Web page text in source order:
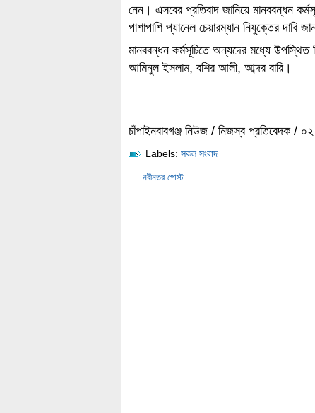
নেন। এসবের প্রতিবাদ জানিয়ে মানববন্ধন
পাশাপাশি প্যানেল চেয়ারম্যান নিযুক্তের দাবি
মানববন্ধন কর্মসূচিতে অন্যদের মধ্যে উপস্থিত
আমিনুল ইসলাম, বশির আলী, আব্দর বারি।
চাঁপাইনবাবগঞ্জ নিউজ / নিজস্ব প্রতিবেদক /
Labels: সকল সংবাদ
নবীনতর পোস্ট